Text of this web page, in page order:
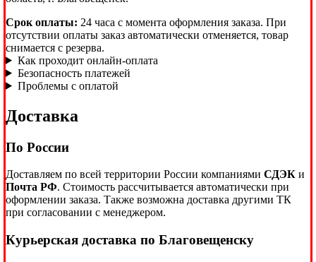
Срок оплаты: 24 часа с момента оформления заказа. При
отсутствии оплаты заказ автоматически отменяется, товар
снимается с резерва.
Как проходит онлайн-оплата
Безопасность платежей
Проблемы с оплатой
Доставка
По России
Доставляем по всей территории России компаниями СДЭК и
Почта РФ. Стоимость рассчитывается автоматически при
оформлении заказа. Также возможна доставка другими ТК
при согласовании с менеджером.
Курьерская доставка по Благовещенску